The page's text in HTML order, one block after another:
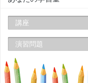
講座
演習問題